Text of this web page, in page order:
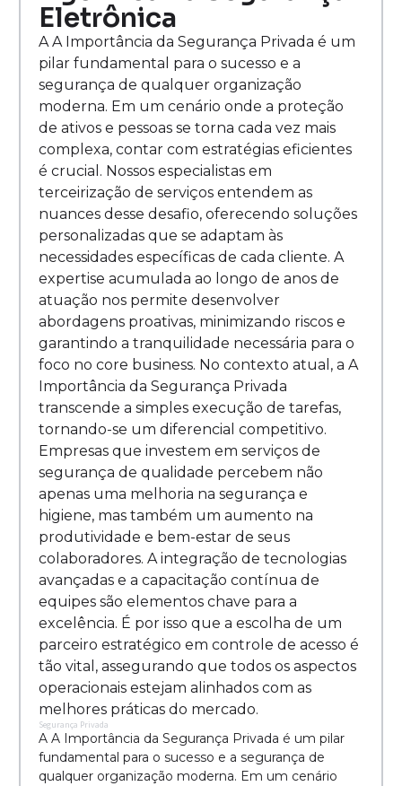
Eletrônica
A A Importância da Segurança Privada é um
pilar fundamental para o sucesso e a
segurança de qualquer organização
moderna. Em um cenário onde a proteção
de ativos e pessoas se torna cada vez mais
complexa, contar com estratégias eficientes
é crucial. Nossos especialistas em
terceirização de serviços entendem as
nuances desse desafio, oferecendo soluções
personalizadas que se adaptam às
necessidades específicas de cada cliente. A
expertise acumulada ao longo de anos de
atuação nos permite desenvolver
abordagens proativas, minimizando riscos e
garantindo a tranquilidade necessária para o
foco no core business. No contexto atual, a A
Importância da Segurança Privada
transcende a simples execução de tarefas,
tornando-se um diferencial competitivo.
Empresas que investem em serviços de
segurança de qualidade percebem não
apenas uma melhoria na segurança e
higiene, mas também um aumento na
produtividade e bem-estar de seus
colaboradores. A integração de tecnologias
avançadas e a capacitação contínua de
equipes são elementos chave para a
excelência. É por isso que a escolha de um
parceiro estratégico em controle de acesso é
tão vital, assegurando que todos os aspectos
operacionais estejam alinhados com as
melhores práticas do mercado.
Segurança Privada
A A Importância da Segurança Privada é um pilar
fundamental para o sucesso e a segurança de
qualquer organização moderna. Em um cenário